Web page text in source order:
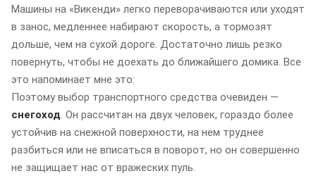
Машины на «Викенди» легко переворачиваются или уходят
в занос, медленнее набирают скорость, а тормозят
дольше, чем на сухой дороге. Достаточно лишь резко
повернуть, чтобы не доехать до ближайшего домика. Все
это напоминает мне это:
Поэтому выбор транспортного средства очевиден —
снегоход. Он рассчитан на двух человек, гораздо более
устойчив на снежной поверхности, на нем труднее
разбиться или не вписаться в поворот, но он совершенно
не защищает нас от вражеских пуль.